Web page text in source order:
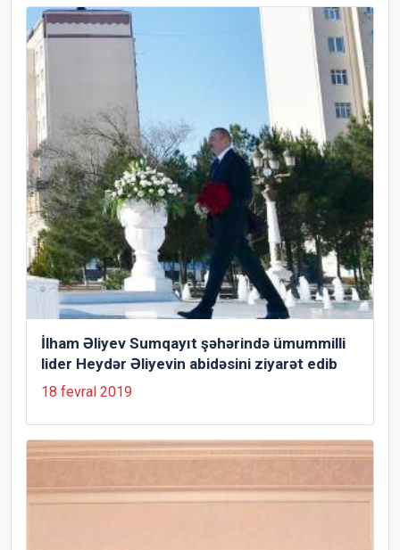
İlham Əliyev Sumqayıt şəhərində ümummilli
lider Heydər Əliyevin abidəsini ziyarət edib
18 fevral 2019